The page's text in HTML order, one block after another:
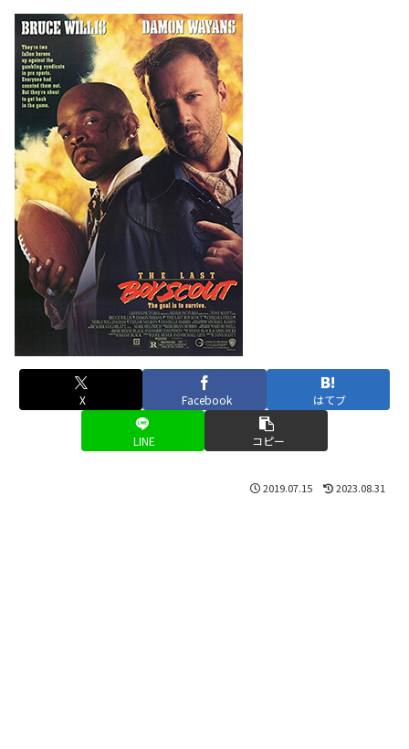
X Facebook はてブ
LINE コピー
2019.07.15 2023.08.31